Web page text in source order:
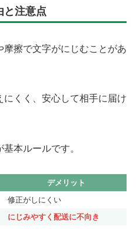
と注意点
擦で文字がにじむことがあ
くく、安心して相手に届け
基本ルールです。
デメリット
修正がしにくい
にじみやすく配送に不向き